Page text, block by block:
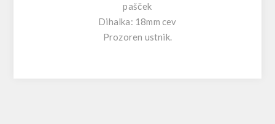
pašček
Dihalka: 18mm cev
Prozoren ustnik.